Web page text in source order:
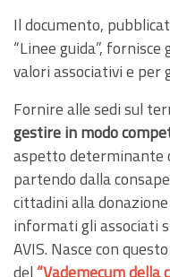
Il documento,
“Linee guida”,
valori associativi e per
Fornire alle sedi sul
gestire in modo
aspetto determinante
partendo dalla
cittadini alla
informati gli associati
AVIS. Nasce con
del “Vademecum della